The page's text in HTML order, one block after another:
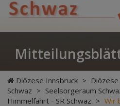
Diözese Innsbruck >
Schwaz > Seelsorgeraum
Himmelfahrt - SR Schwaz > Wir